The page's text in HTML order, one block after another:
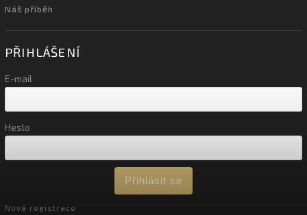
Náš příběh
PŘIHLÁŠENÍ
E-mail
Heslo
Přihlásit se
Nová registrace